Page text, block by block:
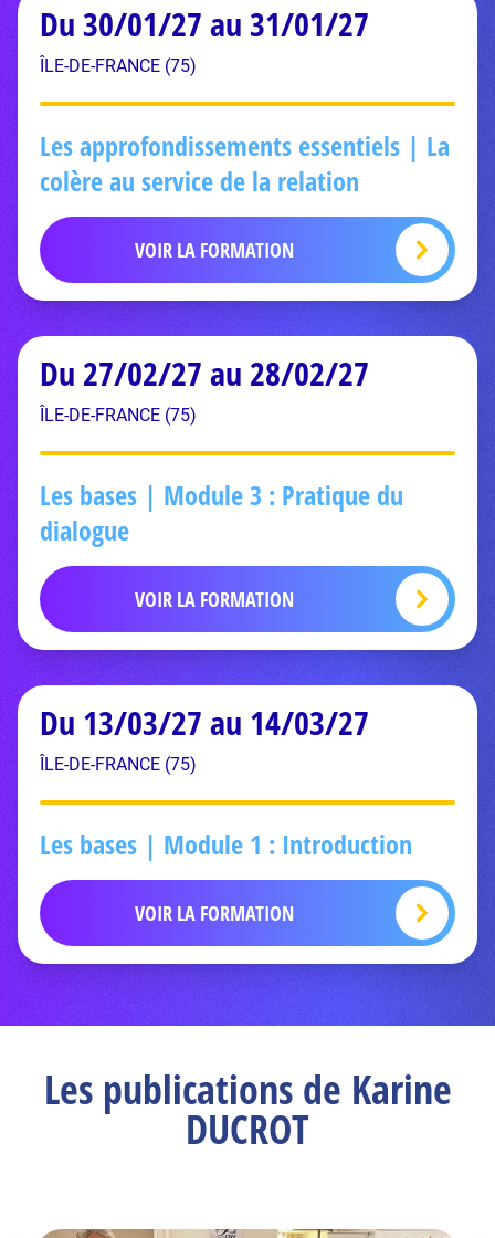
Du 30/01/27 au 31/01/27
ÎLE-DE-FRANCE (75)
Les approfondissements essentiels | La
colère au service de la relation
VOIR LA FORMATION
Du 27/02/27 au 28/02/27
ÎLE-DE-FRANCE (75)
Les bases | Module 3 : Pratique du
dialogue
VOIR LA FORMATION
Du 13/03/27 au 14/03/27
ÎLE-DE-FRANCE (75)
Les bases | Module 1 : Introduction
VOIR LA FORMATION
Les publications de Karine
DUCROT